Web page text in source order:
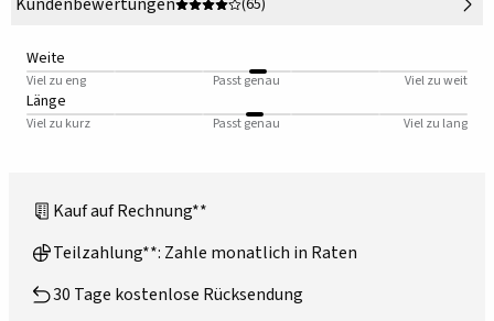
Kundenbewertungen
(65)
Weite
Viel zu eng Passt genau Viel zu weit
Länge
Viel zu kurz Passt genau Viel zu lang
Kauf auf Rechnung**
Teilzahlung**: Zahle monatlich in Raten
30 Tage kostenlose Rücksendung